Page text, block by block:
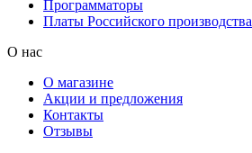
Программаторы
Платы Российского производства
О нас
О магазине
Акции и предложения
Контакты
Отзывы